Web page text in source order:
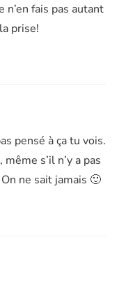
fais pas autant
prise!
pensé à ça tu vois.
s’il n’y a pas
ne sait jamais 🙂